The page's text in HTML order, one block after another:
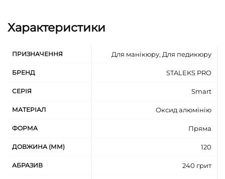
Характеристики
ПРИЗНАЧЕННЯ Для манікюру, Для педикюру
БРЕНД STALEKS PRO
СЕРІЯ Smart
МАТЕРІАЛ Оксид алюмінію
ФОРМА Пряма
ДОВЖИНА (ММ) 120
АБРАЗИВ 240 грит